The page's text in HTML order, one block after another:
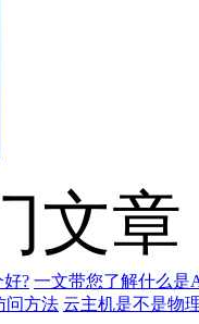
文章
? 一文带您了解什么是
问方法 云主机是不是物